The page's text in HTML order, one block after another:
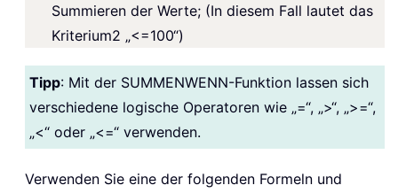
Summieren der Werte; (In diesem Fall lautet das
Kriterium2 „<=100“)
Tipp: Mit der SUMMENWENN-Funktion lassen sich
verschiedene logische Operatoren wie „=“, „>“, „>=“,
„<“ oder „<=“ verwenden.
Verwenden Sie eine der folgenden Formeln und